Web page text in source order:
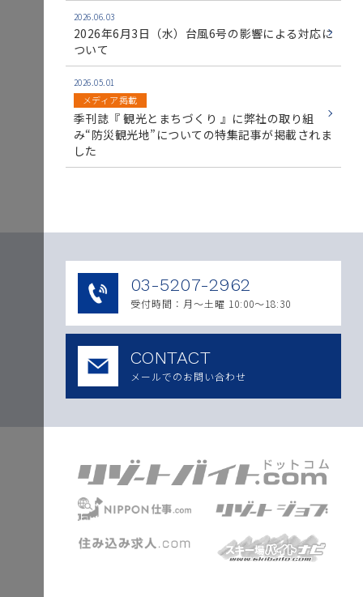
2026.06.03
2026年6月3日（水）台風6号の影響による対応に
ついて
2026.05.01
メディア掲載
季刊誌『 観光とまちづくり 』に弊社の取り組
み“防災観光地”についての特集記事が掲載されま
した
03-5207-2962
受付時間：月〜土曜 10:00～18:30
CONTACT
メールでのお問い合わせ